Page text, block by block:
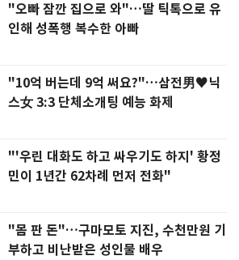
"오빠 잠깐 집으로 와"…딸 틱톡으로 유
인해 성폭행 복수한 아빠
"10억 버는데 9억 써요?"…삼전男♥닉
스女 3:3 단체소개팅 예능 화제
"'우린 대화도 하고 싸우기도 하지' 황정
민이 1년간 62차례 먼저 전화"
"몸 판 돈"…구마모토 지진, 수천만원 기
부하고 비난받은 성인물 배우